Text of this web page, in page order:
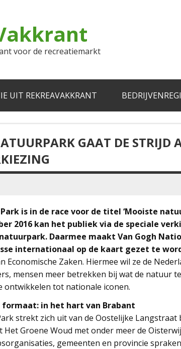
voor de recreatiemarkt
UIT REKREAVAKKRANT
GAAT DE STRIJD
is in de race voor de titel ‘Mooiste
2016 kan het publiek via de speciale
Daarmee maakt Van Gogh
internationaal op de kaart gezet te
Economische Zaken. Hiermee wil ze de
mensen meer betrekken bij wat de natuur
ontwikkelen tot nationale iconen.
in het hart van Brabant
strekt zich uit van de Oostelijke Langstraat
Groene Woud met onder meer de
gemeenten en provincie